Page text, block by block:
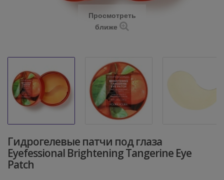
Просмотреть
ближе
Гидрогелевые патчи под глаза
Eyefessional Brightening Tangerine Eye
Patch